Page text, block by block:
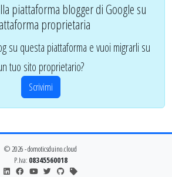
piattaforma blogger di Google su
proprietaria
su questa piattaforma e vuoi migrarli su
tuo sito proprietario?
Scrivimi
© 2026 - domoticsduino.cloud
P.Iva: 08345560018